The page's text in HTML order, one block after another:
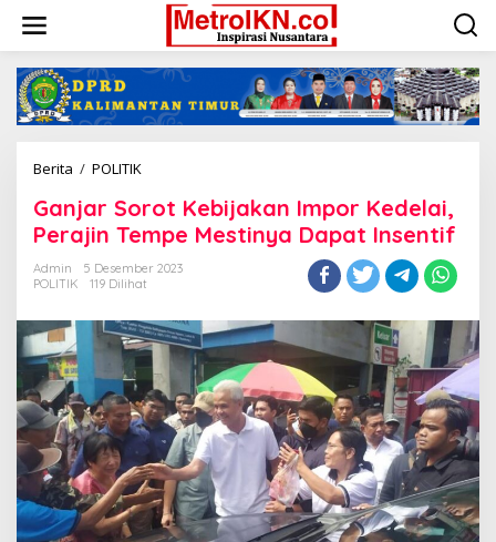
konten
Berita / POLITIKGanjar
Kebijakan
Impor
Kedelai,
Perajin
Tempe
Dapat
Insentif
Ganjar Sorot Kebijakan Impor Kedelai,
Perajin Tempe Mestinya Dapat Insentif
Admin
5 Desember 2023
POLITIK
119 Dilihat